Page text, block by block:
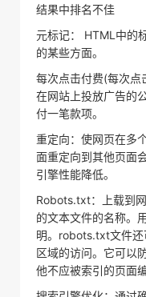
结果中排名不佳
元标记： HTML中的
的某些方面。
每次点击付费(每次点
在网站上投放广告的
付一笔款项。
重定向：使网页在多
面重定向到其他页面
引擎性能降低。
Robots.txt：上载到
的文本文件的名称。
明。robots.txt文件还
区域的访问。它可以
他不应被索引的页面